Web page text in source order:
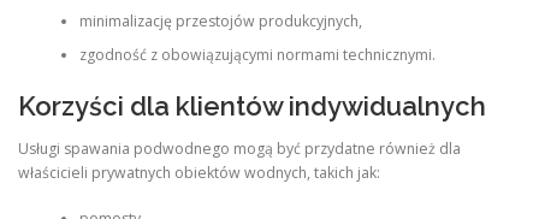
minimalizację przestojów produkcyjnych,
zgodność z obowiązującymi normami technicznymi.
Korzyści dla klientów indywidualnych
Usługi spawania podwodnego mogą być przydatne również dla
właścicieli prywatnych obiektów wodnych, takich jak: